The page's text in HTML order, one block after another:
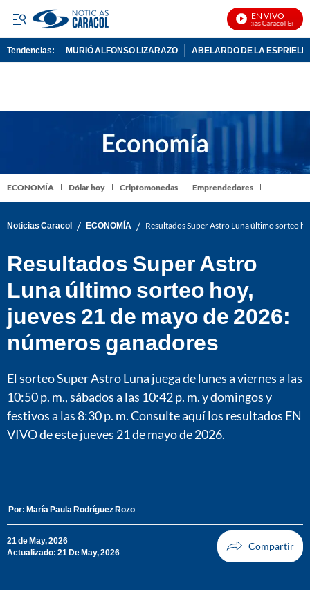
EN VIVO
Noticias Caracol En Vivo
Tendencias: MURIÓ ALFONSO LIZARAZO ABELARDO DE LA
ECONOMÍA Dólar hoy Criptomonedas Emprendedores
Noticias Caracol / ECONOMÍA / Resultados Super Astro Luna último sorteo
Resultados Super Astro
Luna último sorteo hoy,
jueves 21 de mayo de 2026:
números ganadores
El sorteo Super Astro Luna juega de lunes a viernes a las
10:50 p. m., sábados a las 10:42 p. m. y domingos y
festivos a las 8:30 p. m. Consulte aquí los resultados EN
VIVO de este jueves 21 de mayo de 2026.
Por: María Paula Rodríguez Rozo
21 de May, 2026
Actualizado: 21 De May, 2026